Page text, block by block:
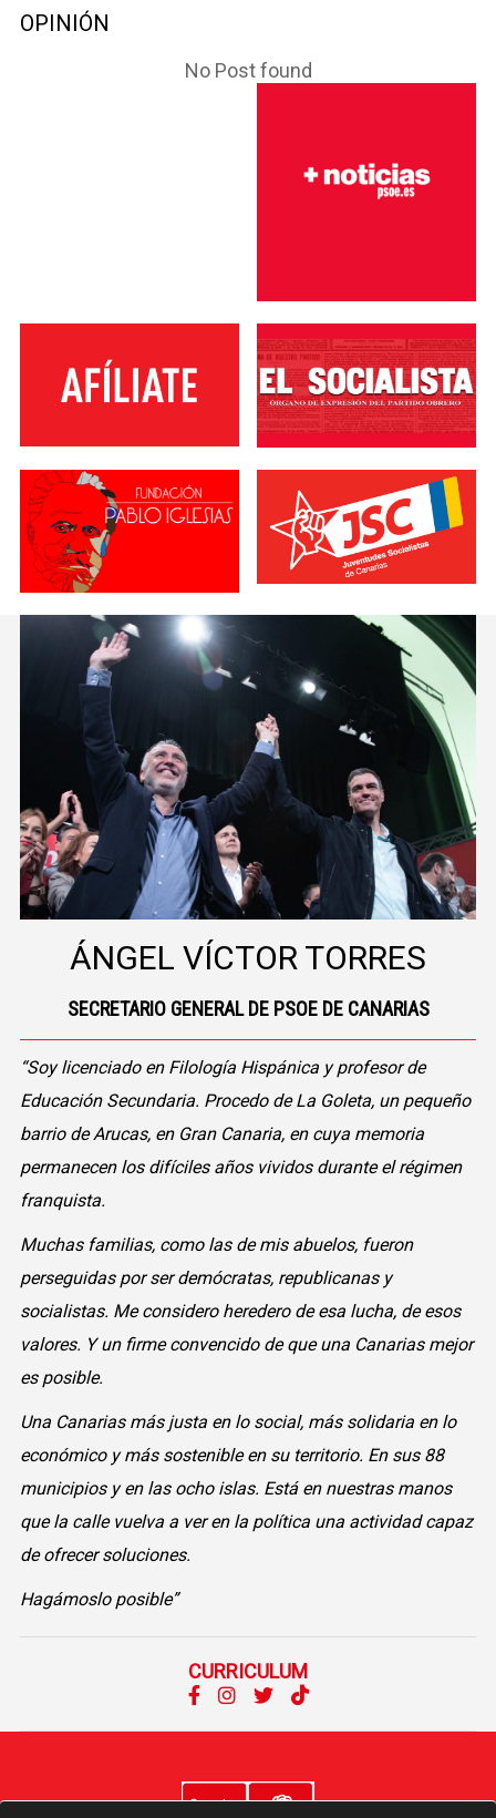
OPINIÓN
No Post found
ÁNGEL VÍCTOR TORRES
SECRETARIO GENERAL DE PSOE DE CANARIAS
“Soy licenciado en Filología Hispánica y profesor de
Educación Secundaria. Procedo de La Goleta, un pequeño
barrio de Arucas, en Gran Canaria, en cuya memoria
permanecen los difíciles años vividos durante el régimen
franquista.
Muchas familias, como las de mis abuelos, fueron
perseguidas por ser demócratas, republicanas y
socialistas. Me considero heredero de esa lucha, de esos
valores. Y un firme convencido de que una Canarias mejor
es posible.
Una Canarias más justa en lo social, más solidaria en lo
económico y más sostenible en su territorio. En sus 88
municipios y en las ocho islas. Está en nuestras manos
que la calle vuelva a ver en la política una actividad capaz
de ofrecer soluciones.
Hagámoslo posible”
CURRICULUM